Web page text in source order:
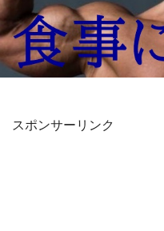
スポンサーリンク